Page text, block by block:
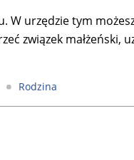
W urzędzie tym
związek małżeński,
Rodzina